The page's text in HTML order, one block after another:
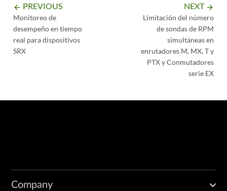
arrow_backward PREVIOUS
Monitoreo de
desempeño en tiempo
real para dispositivos
SRX
NEXT arrow_forward
Limitación del número
de sondas de RPM
simultáneas en
enrutadores M, MX, T y
PTX y Conmutadores
serie EX
Company